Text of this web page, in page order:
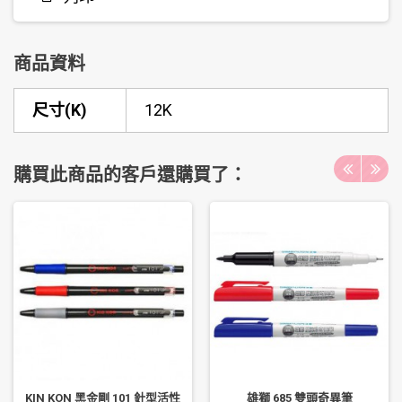
商品資料
尺寸(K) 12K
購買此商品的客戶還購買了：
KIN KON 黑金剛 101 針型活性 雄獅 685 雙頭奇異筆